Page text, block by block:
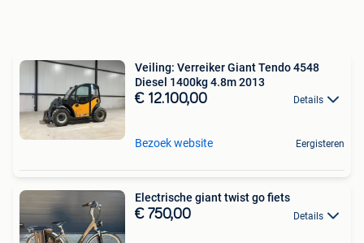
Veiling: Verreiker Giant Tendo 4548
Diesel 1400kg 4.8m 2013
€ 12.100,00 Details
Bezoek website Eergisteren
Electrische giant twist go fiets
€ 750,00 Details